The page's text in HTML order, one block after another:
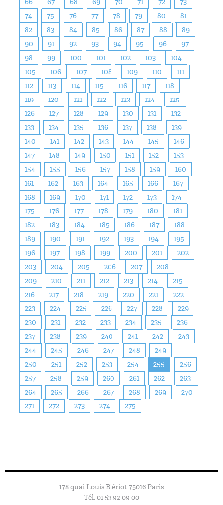
66
67 68 69 70 71 72
73
74
75 76 77 78 79 80
81
82
83 84 85 86 87 88
89
90
91 92 93 94 95 96
97
98
99 100 101 102 103
104
105
106 107 108 109 110
111
112
113 114 115 116 117
118
119
120 121 122 123 124
125
126
127 128 129 130 131
132
133
134 135 136 137 138
139
140
141 142 143 144 145
146
147
148 149 150 151 152
153
154
155 156 157 158 159
160
161
162 163 164 165 166
167
168
169 170 171 172 173
174
175
176 177 178 179 180
181
182
183 184 185 186 187
188
189
190 191 192 193 194
195
196
197 198 199 200 201
202
203
204 205 206 207
208
209
210 211 212 213 214
215
216
217 218 219 220 221
222
223
224 225 226 227 228
229
230
231 232 233 234 235
236
237
238 239 240 241 242
243
244
245 246 247 248
249
250
251 252 253 254 255
256
257
258 259 260 261 262
263
264
265 266 267 268 269
270
271
272 273 274 275
178 quai Louis Blériot 75016 Paris
Tél. 01 53 92 09 00